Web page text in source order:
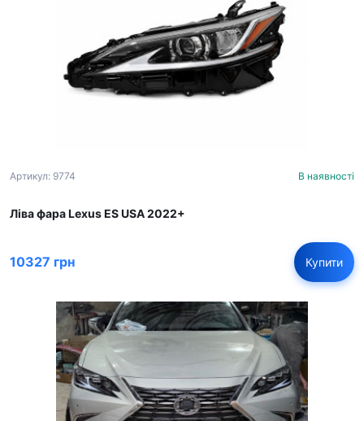
Артикул: 9774 В наявності
Ліва фара Lexus ES USA 2022+
10327 грн Купити